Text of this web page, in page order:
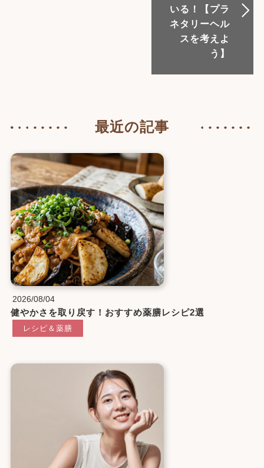
いる！【プラ
ネタリーヘル
スを考えよ
う】
最近の記事
2026/08/04
健やかさを取り戻す！おすすめ薬膳レシピ2選
レシピ＆薬膳